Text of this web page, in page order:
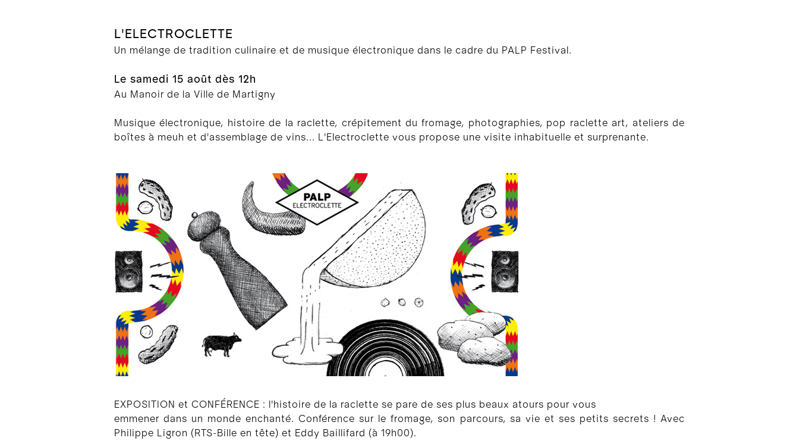
L'ELECTROCLETTE
Un mélange de tradition culinaire et de musique électronique dans le cadre du PALP Festival.
Le samedi 15 août dès 12h
Au Manoir de la Ville de Martigny
Musique électronique, histoire de la raclette, crépitement du fromage, photographies, pop raclette art, ateliers de
boîtes à meuh et d'assemblage de vins... L'Electroclette vous propose une visite inhabituelle et surprenante.
EXPOSITION et CONFÉRENCE : l'histoire de la raclette se pare de ses plus beaux atours pour vous
emmener dans un monde enchanté. Conférence sur le fromage, son parcours, sa vie et ses petits secrets ! Avec
Philippe Ligron (RTS-Bille en tête) et Eddy Baillifard (à 19h00).